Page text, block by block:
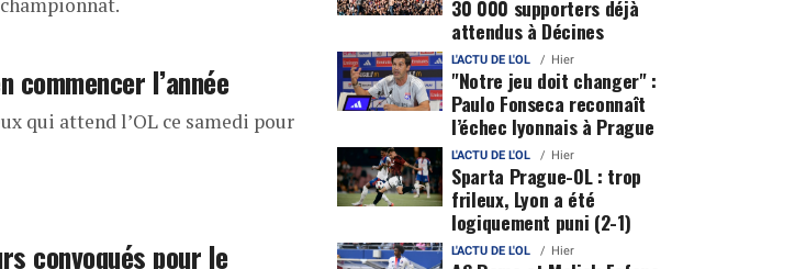
commencer l’année
qui attend l’OL ce samedi pour
convoqués pour le
30 000 supporters déjà
attendus à Décines
L'ACTU DE L'OL Hier
"Notre jeu doit changer" :
Paulo Fonseca reconnaît
l’échec lyonnais à Prague
L'ACTU DE L'OL Hier
Sparta Prague-OL : trop
frileux, Lyon a été
logiquement puni (2-1)
L'ACTU DE L'OL Hier